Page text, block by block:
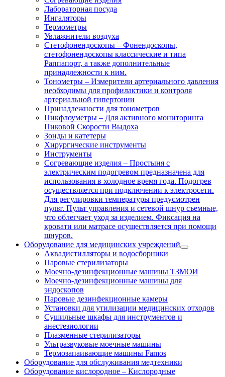
Лабораторная посуда
Ингаляторы
Термометры
Увлажнители воздуха
Стетофонендоскопы – Фонендоскопы,
стетофонендоскопы классические и типа
Раппапорт, а также дополнительные
принадлежности к ним.
Тонометры – Измерители артериального давления
необходимы для профилактики и контроля
артериальной гипертонии
Принадлежности для тонометров
Пикфлоуметры – Для активного мониторинга
Пиковой Скорости Выдоха
Зонды и катетеры
Хирургические инструменты
Инструменты
Согревающие изделия – Простыня с
электрическим подогревом предназначена для
использования в холодное время года. Подогрев
осуществляется при подключении к электросети.
Для регулировки температуры предусмотрен
пульт. Пульт управления и сетевой шнур съемные,
что облегчает уход за изделием. Фиксация на
кровати или матрасе осуществляется при помощи
шнуров.
Оборудование для медицинских учреждений
Аквадистилляторы и водосборники
Паровые стерилизаторы
Моечно-дезинфекционные машины ТЗМОИ
Моечно-дезинфекционные машины для
эндоскопов
Паровые дезинфекционные камеры
Установки для утилизации медицинских отходов
Сушильные шкафы для инструментов и
анестезиологии
Плазменные стерилизаторы
Ультразвуковые моечные машины
Термозапаивающие машины Famos
Оборудование для обслуживания медтехники
Оборудование кислородное – Кислородные